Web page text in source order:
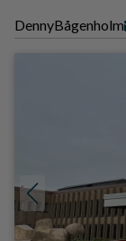
DennyBågenholm